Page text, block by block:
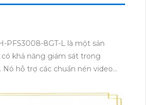
PFS3008-8GT-L là một sản
khả năng giám sát trong
Nó hỗ trợ các chuẩn nén video
lưu trữ. Thiết bị này cũng được